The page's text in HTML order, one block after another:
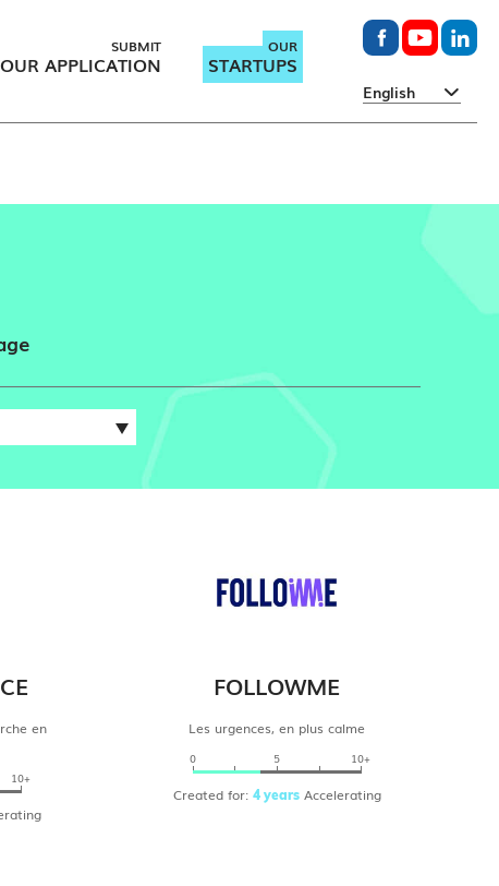
SUBMIT
APPLICATION
OUR
STARTUPS
English
en
10+
FOLLOWME
Les urgences, en plus calme
0 5 10+
Created for: 4 yearsAccelerating